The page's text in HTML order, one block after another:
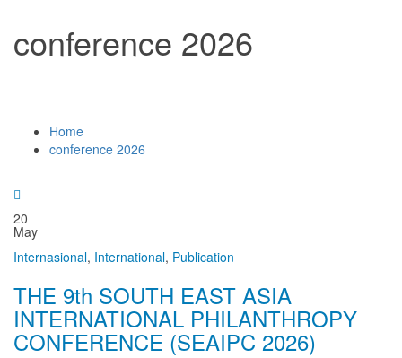
conference 2026
Home
conference 2026
20
May
Internasional, International, Publication
THE 9th SOUTH EAST ASIA
INTERNATIONAL PHILANTHROPY
CONFERENCE (SEAIPC 2026)